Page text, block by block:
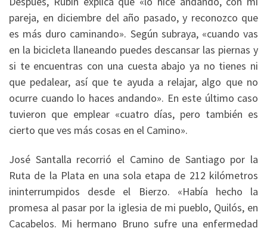
pareja, en diciembre del año pasado, y reconozco que
es más duro caminando». Según subraya, «cuando vas
en la bicicleta llaneando puedes descansar las piernas y
si te encuentras con una cuesta abajo ya no tienes ni
que pedalear, así que te ayuda a relajar, algo que no
ocurre cuando lo haces andando». En este último caso
tuvieron que emplear «cuatro días, pero también es
cierto que ves más cosas en el Camino».
José Santalla recorrió el Camino de Santiago por la
Ruta de la Plata en una sola etapa de 212 kilómetros
ininterrumpidos desde el Bierzo. «Había hecho la
promesa al pasar por la iglesia de mi pueblo, Quilós, en
Cacabelos. Mi hermano Bruno sufre una enfermedad